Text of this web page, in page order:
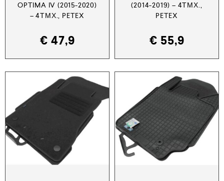
OPTIMA IV (2015-2020)
– 4ΤΜΧ., PETEX
€ 47,9
(2014-2019) – 4ΤΜΧ.,
PETEX
€ 55,9